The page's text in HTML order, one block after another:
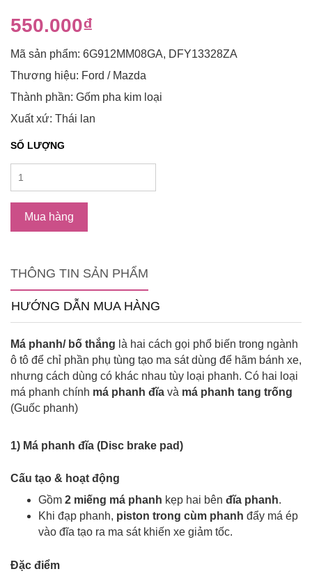
550.000₫
Mã sản phẩm: 6G912MM08GA, DFY13328ZA
Thương hiệu: Ford / Mazda
Thành phần: Gốm pha kim loại
Xuất xứ: Thái lan
SỐ LƯỢNG
Mua hàng
THÔNG TIN SẢN PHẨM
HƯỚNG DẪN MUA HÀNG
Má phanh/ bố thắng là hai cách gọi phổ biến trong ngành
ô tô để chỉ phần phụ tùng tạo ma sát dùng để hãm bánh xe,
nhưng cách dùng có khác nhau tùy loại phanh. Có hai loại
má phanh chính má phanh đĩa và má phanh tang trống
(Guốc phanh)
1) Má phanh đĩa (Disc brake pad)
Cấu tạo & hoạt động
Gồm 2 miếng má phanh kẹp hai bên đĩa phanh.
Khi đạp phanh, piston trong cùm phanh đẩy má ép
vào đĩa tạo ra ma sát khiến xe giảm tốc.
Đặc điểm